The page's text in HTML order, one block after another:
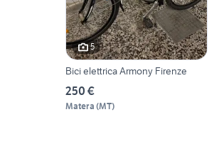
5
Bici elettrica Armony Firenze
250 €
Matera (MT)